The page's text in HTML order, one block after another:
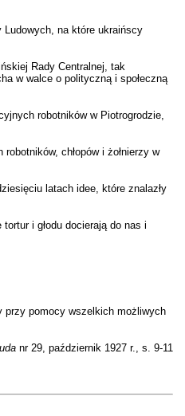
Ludowych, na które ukraińscy
Rady Centralnej, tak
w walce o polityczną i społeczną
robotników w Piotrogrodzie,
chłopów i żołnierzy w
latach idee, które znalazły
i głodu docierają do nas i
przy pomocy wszelkich możliwych
nr 29, październik 1927 r., s. 9-11